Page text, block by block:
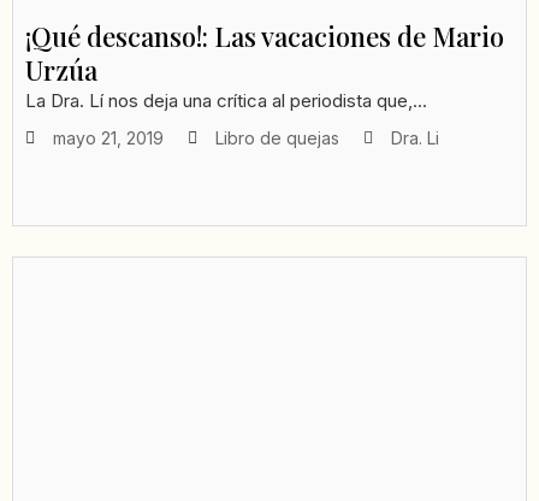
¡Qué descanso!: Las vacaciones de Mario
Urzúa
La Dra. Lí nos deja una crítica al periodista que,...
mayo 21, 2019 Libro de quejas Dra. Li